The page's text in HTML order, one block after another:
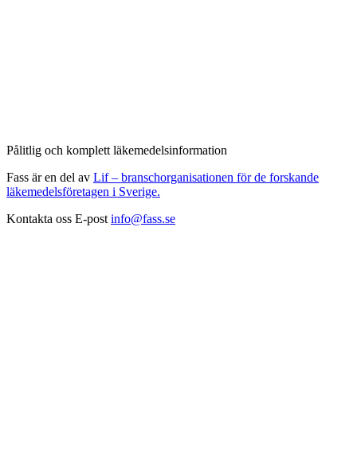
Pålitlig och komplett läkemedelsinformation
Fass är en del av Lif – branschorganisationen för de forskande
läkemedelsföretagen i Sverige.
Kontakta oss E-post info@fass.se